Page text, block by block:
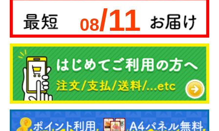
08/11